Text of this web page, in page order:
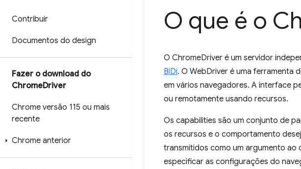
Contribuir
Documentos do design
Fazer o download do
ChromeDriver
Chrome versão 115 ou mais
recente
Chrome anterior
O que é o
O ChromeDriver é um servidor
BiDi. O WebDriver é uma ferramenta
em vários navegadores. A interface
ou remotamente usando recursos.
Os capabilities são um conjunto de
os recursos e o comportamento
transmitidos como um argumento ao
especificar as configurações do